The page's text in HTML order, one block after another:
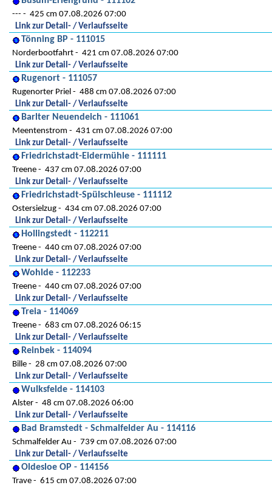
---
425 cm 07.08.2026 07:00
Link zur Detail- / Verlaufsseite
Tönning BP - 111015
Norderbootfahrt
421 cm 07.08.2026 07:00
Link zur Detail- / Verlaufsseite
Rugenort - 111057
Rugenorter Priel
488 cm 07.08.2026 07:00
Link zur Detail- / Verlaufsseite
Barlter Neuendeich - 111061
Meentenstrom
431 cm 07.08.2026 07:00
Link zur Detail- / Verlaufsseite
Friedrichstadt-Eidermühle - 111111
Treene
437 cm 07.08.2026 07:00
Link zur Detail- / Verlaufsseite
Friedrichstadt-Spülschleuse - 111112
Ostersielzug
434 cm 07.08.2026 07:00
Link zur Detail- / Verlaufsseite
Hollingstedt - 112211
Treene
440 cm 07.08.2026 07:00
Link zur Detail- / Verlaufsseite
Wohlde - 112233
Treene
440 cm 07.08.2026 07:00
Link zur Detail- / Verlaufsseite
Treia - 114069
Treene
683 cm 07.08.2026 06:15
Link zur Detail- / Verlaufsseite
Reinbek - 114094
Bille
28 cm 07.08.2026 07:00
Link zur Detail- / Verlaufsseite
Wulksfelde - 114103
Alster
48 cm 07.08.2026 06:00
Link zur Detail- / Verlaufsseite
Bad Bramstedt - Schmalfelder Au - 114116
Schmalfelder Au
739 cm 07.08.2026 07:00
Link zur Detail- / Verlaufsseite
Oldesloe OP - 114156
Trave
615 cm 07.08.2026 07:00